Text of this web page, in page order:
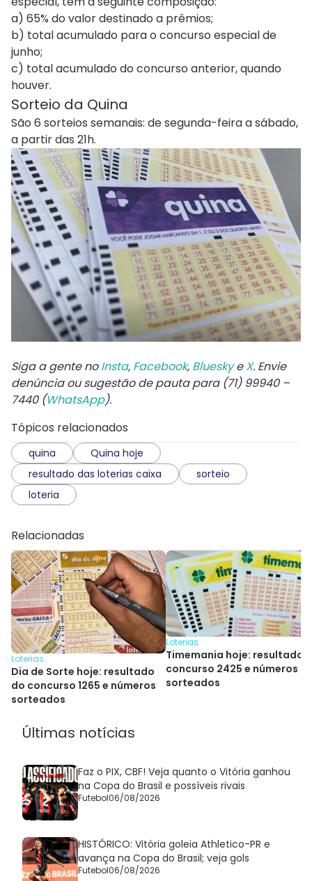
a) 65% do valor destinado a prêmios;
b) total acumulado para o concurso especial de
junho;
c) total acumulado do concurso anterior, quando
houver.
Sorteio da Quina
São 6 sorteios semanais: de segunda-feira a sábado,
a partir das 21h.
Siga a gente noInsta, Facebook, BlueskyeX. Envie
denúncia ou sugestão de pauta para (71) 99940 –
7440 (WhatsApp).
Tópicos relacionados
quina
Quina hoje
resultado das loterias caixa
sorteio
loteria
Relacionadas
Loterias
Dia de Sorte hoje: resultado
do concurso 1265 e números
sorteados
Loterias
Timemania hoje: resultado
concurso 2425 e números
sorteados
Últimas notícias
Faz o PIX, CBF! Veja quanto o Vitória ganhou
na Copa do Brasil e possíveis rivais
Futebol06/08/2026
HISTÓRICO: Vitória goleia Athletico-PR e
avança na Copa do Brasil; veja gols
Futebol06/08/2026